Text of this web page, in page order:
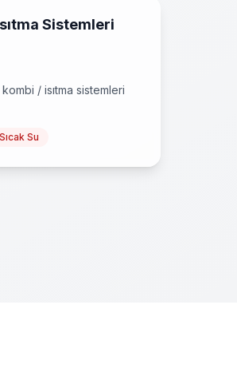
Sistemleri
kombi / isıtma sistemleri
Sıcak Su